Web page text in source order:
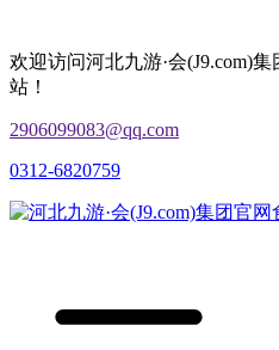
欢迎访问河北九游·会(J9.com)
站！
2906099083@qq.com
0312-6820759